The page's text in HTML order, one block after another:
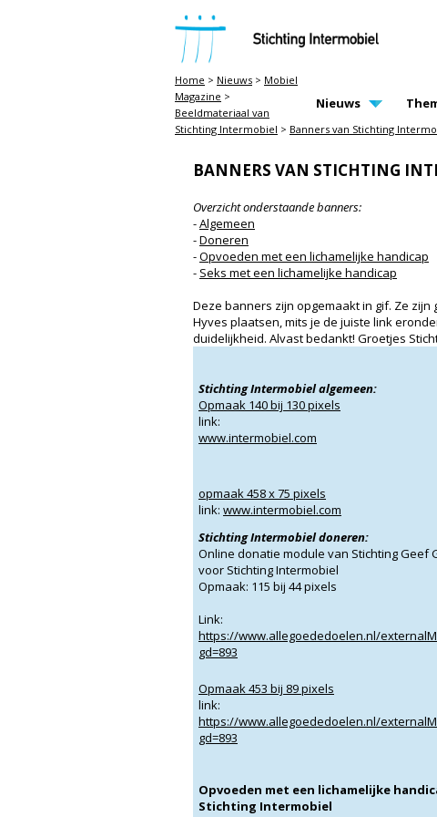
STICHTING INTERMOBIEL
MAIN PAGE
Nieuws
Home > Nieuws > Mobiel
Magazine >
Beeldmateriaal van
Stichting Intermobiel > Banners van Stichting
BANNERS VAN STICHTING
Overzicht onderstaande banners:
-Algemeen
-Doneren
-Opvoeden met een lichamelijke handicap
- Seks met een lichamelijke handicap
Deze banners zijn opgemaakt in gif. Ze
Hyves plaatsen, mits je de juiste link
duidelijkheid. Alvast bedankt! Groetjes
Stichting Intermobiel algemeen:
Opmaak 140 bij 130 pixels
link:
www.intermobiel.com
opmaak 458 x 75 pixels
link: www.intermobiel.com
Stichting Intermobiel doneren:
Online donatie module van Stichting Geef
voor Stichting Intermobiel
Opmaak: 115 bij 44 pixels
Link:
https://www.allegoededoelen.nl/
gd=893
Opmaak 453 bij 89 pixels
link:
https://www.allegoededoelen.nl/
gd=893
Opvoeden met een lichamelijke
Stichting Intermobiel